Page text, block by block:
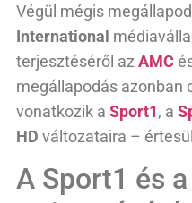
Végül mégis
International
terjesztéséről az AMC
megállapodás azonban
vonatkozik a Sport1, a
HD változataira –
A Sport1 és